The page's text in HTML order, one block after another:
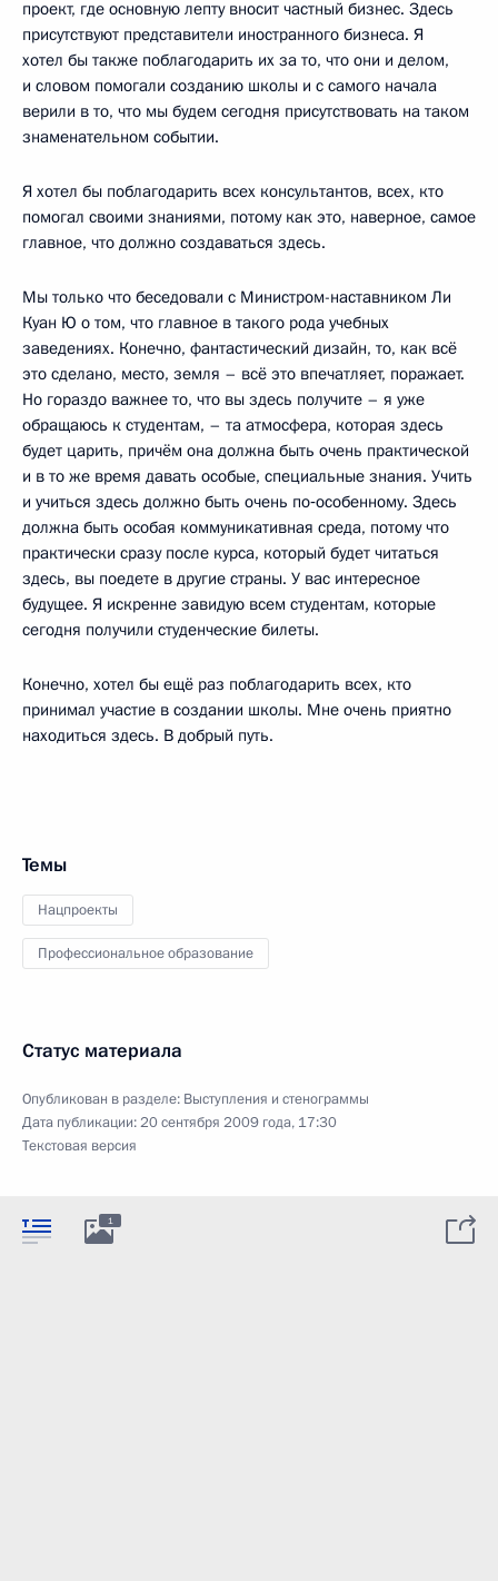
проект, где основную лепту вносит частный бизнес. Здесь
присутствуют представители иностранного бизнеса. Я
хотел бы также поблагодарить их за то, что они и делом,
и словом помогали созданию школы и с самого начала
верили в то, что мы будем сегодня присутствовать на таком
знаменательном событии.
Я хотел бы поблагодарить всех консультантов, всех, кто
помогал своими знаниями, потому как это, наверное, самое
главное, что должно создаваться здесь.
Мы только что беседовали с Министром-наставником Ли
Куан Ю о том, что главное в такого рода учебных
заведениях. Конечно, фантастический дизайн, то, как всё
это сделано, место, земля – всё это впечатляет, поражает.
Но гораздо важнее то, что вы здесь получите – я уже
обращаюсь к студентам, – та атмосфера, которая здесь
будет царить, причём она должна быть очень практической
и в то же время давать особые, специальные знания. Учить
и учиться здесь должно быть очень по‑особенному. Здесь
должна быть особая коммуникативная среда, потому что
практически сразу после курса, который будет читаться
здесь, вы поедете в другие страны. У вас интересное
будущее. Я искренне завидую всем студентам, которые
сегодня получили студенческие билеты.
Конечно, хотел бы ещё раз поблагодарить всех, кто
принимал участие в создании школы. Мне очень приятно
находиться здесь. В добрый путь.
Темы
Нацпроекты
Профессиональное образование
Статус материала
Опубликован в разделе: Выступления и стенограммы
Дата публикации:20 сентября 2009 года, 17:30
Текстовая версия
1